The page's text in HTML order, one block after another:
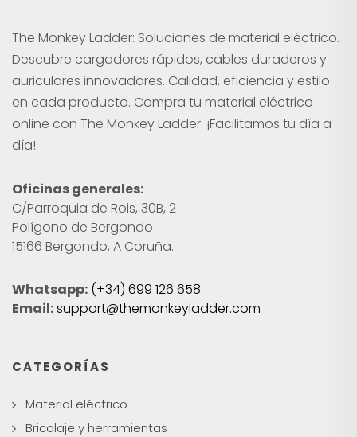
The Monkey Ladder: Soluciones de material eléctrico.
Descubre cargadores rápidos, cables duraderos y
auriculares innovadores. Calidad, eficiencia y estilo
en cada producto. Compra tu material eléctrico
online con The Monkey Ladder. ¡Facilitamos tu día a
día!
Oficinas generales:
C/Parroquia de Rois, 30B, 2
Polígono de Bergondo
15166 Bergondo, A Coruña.
Whatsapp: (+34) 699 126 658
Email:support@themonkeyladder.com
CATEGORÍAS
Material eléctrico
Bricolaje y herramientas